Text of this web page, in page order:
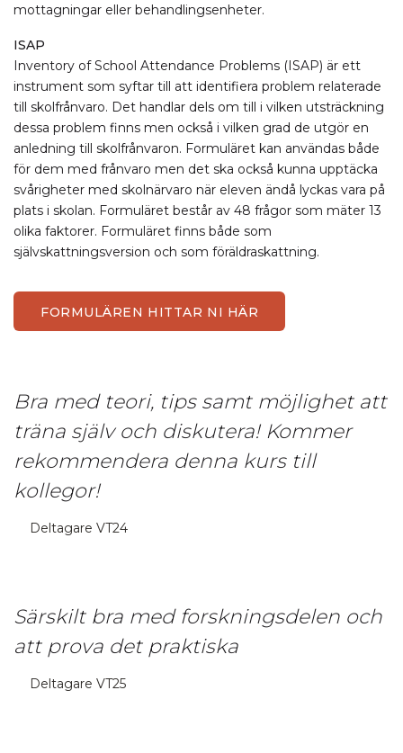
mottagningar eller behandlingsenheter.
ISAP
Inventory of School Attendance Problems (ISAP) är ett
instrument som syftar till att identifiera problem relaterade
till skolfrånvaro. Det handlar dels om till i vilken utsträckning
dessa problem finns men också i vilken grad de utgör en
anledning till skolfrånvaron. Formuläret kan användas både
för dem med frånvaro men det ska också kunna upptäcka
svårigheter med skolnärvaro när eleven ändå lyckas vara på
plats i skolan. Formuläret består av 48 frågor som mäter 13
olika faktorer. Formuläret finns både som
självskattningsversion och som föräldraskattning.
FORMULÄREN HITTAR NI HÄR
Bra med teori, tips samt möjlighet att
träna själv och diskutera! Kommer
rekommendera denna kurs till
kollegor!
Deltagare VT24
Särskilt bra med forskningsdelen och
att prova det praktiska
Deltagare VT25